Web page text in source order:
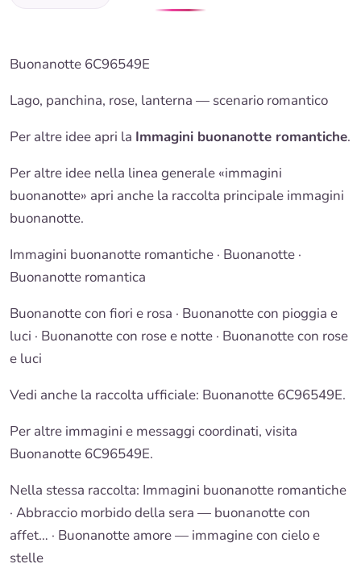
Buonanotte 6C96549E
Lago, panchina, rose, lanterna — scenario romantico
Per altre idee apri la Immagini buonanotte romantiche.
Per altre idee nella linea generale «immagini
buonanotte» apri anche la raccolta principale immagini
buonanotte.
Immagini buonanotte romantiche · Buonanotte ·
Buonanotte romantica
Buonanotte con fiori e rosa · Buonanotte con pioggia e
luci · Buonanotte con rose e notte · Buonanotte con rose
e luci
Vedi anche la raccolta ufficiale: Buonanotte 6C96549E.
Per altre immagini e messaggi coordinati, visita
Buonanotte 6C96549E.
Nella stessa raccolta: Immagini buonanotte romantiche
· Abbraccio morbido della sera — buonanotte con
affet… · Buonanotte amore — immagine con cielo e
stelle